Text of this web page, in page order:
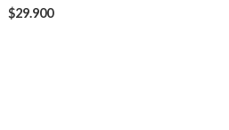
$29.900